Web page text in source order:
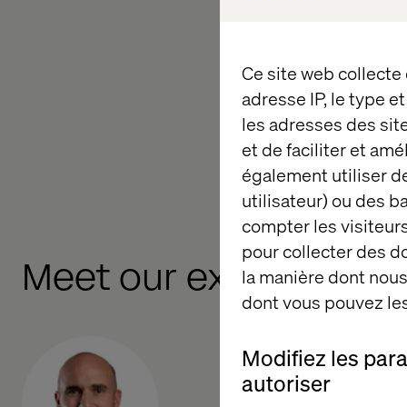
Ce site web
adresse IP, le type
les adresses des
et de faciliter et
également utiliser
utilisateur) ou des
compter les
pour collecter des
la manière dont
dont vous pouvez
Modifiez les
autoriser
Want to hear how
just curious about
Book a meeting
And don’t miss the
Meet our experts